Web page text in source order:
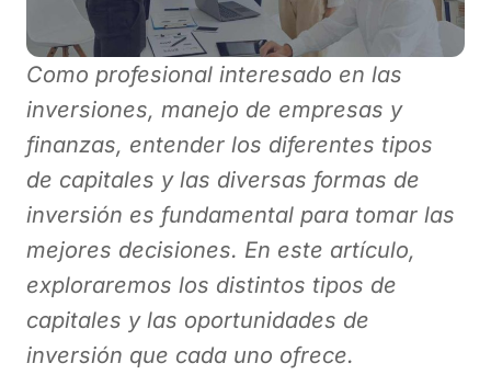
Como profesional interesado en las
inversiones, manejo de empresas y
finanzas, entender los diferentes tipos
de capitales y las diversas formas de
inversión es fundamental para tomar las
mejores decisiones. En este artículo,
exploraremos los distintos tipos de
capitales y las oportunidades de
inversión que cada uno ofrece.